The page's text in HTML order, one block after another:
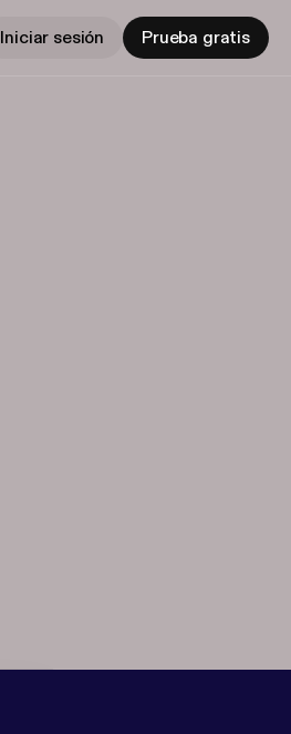
Iniciar sesión Prueba gratis